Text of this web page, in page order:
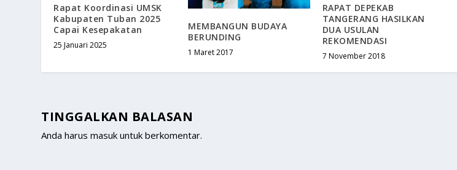
Rapat Koordinasi UMSK
Kabupaten Tuban 2025
Capai Kesepakatan
25 Januari 2025
MEMBANGUN BUDAYA
BERUNDING
1 Maret 2017
RAPAT DEPEKAB
TANGERANG HASILKAN
DUA USULAN
REKOMENDASI
7 November 2018
TINGGALKAN BALASAN
Anda harusmasuk untuk berkomentar.